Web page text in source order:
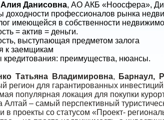
Данисовна, АО АКБ «Ноосфера»,
доходности профессионалов рынка
имеющейся в собственности
= актив = деньги.
выступающая предметом залога
к заемщикам
кредитования: преимущества, нюансы.
Татьяна Владимировна, Барнаул,
регион для гарантированных
популярная локация для покупки
Алтай – самый перспективный
в проекты со статусом «Проект-